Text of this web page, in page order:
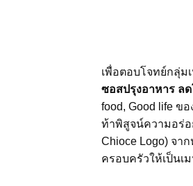
เพื่อตอบโจทย์กลุ่ม
ซอสปรุงอาหาร ลด
food, Good life
ท้าพิสูจน์ความอร่
Chioce Logo) จา
ครอบครัวให้เป็นเ